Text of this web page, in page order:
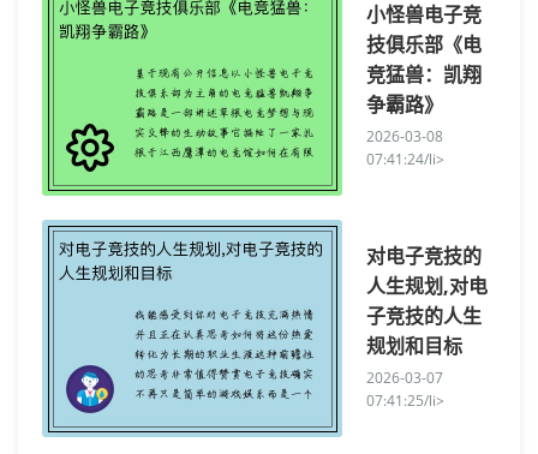
小怪兽电子竞
技俱乐部《电
竞猛兽：凯翔
争霸路》
2026-03-08
07:41:24/li>
对电子竞技的
人生规划,对电
子竞技的人生
规划和目标
2026-03-07
07:41:25/li>